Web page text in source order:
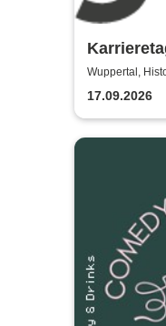
Wuppertal,
17.09.2026